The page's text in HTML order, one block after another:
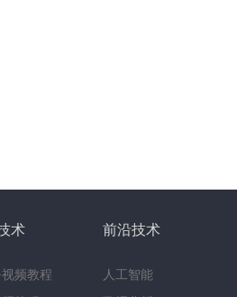
术
视频教程
前沿技术
人工智能